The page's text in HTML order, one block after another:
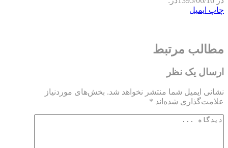
چاپ ایمیل
مطالب مرتبط
ارسال یک نظر
نشانی ایمیل شما منتشر نخواهد شد. بخش‌های موردنیاز
علامت‌گذاری شده‌اند *